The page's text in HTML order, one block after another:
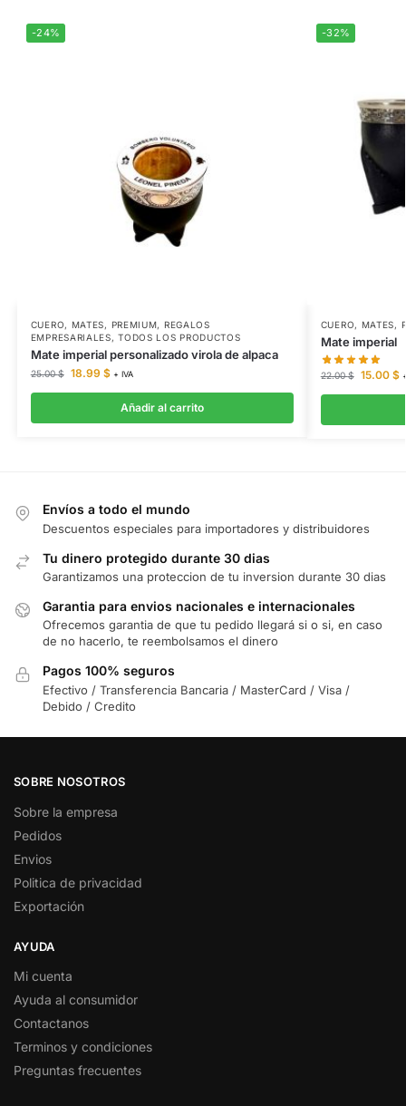
-24%
CUERO, MATES, PREMIUM, REGALOS
EMPRESARIALES,TODOS LOS PRODUCTOS
Mate imperial personalizado virola de alpaca
25.00$ 18.99 $ + IVA
Añadir al carrito
-32%
CUERO, MATES,
Mate imperial
22.00$ 15.00 $
Envíos a todo el mundo
Descuentos especiales para importadores y distribuidores
Tu dinero protegido durante 30 dias
Garantizamos una proteccion de tu inversion durante 30 dias
Garantia para envios nacionales e internacionales
Ofrecemos garantia de que tu pedido llegará si o si, en caso
de no hacerlo, te reembolsamos el dinero
Pagos 100% seguros
Efectivo / Transferencia Bancaria / MasterCard / Visa /
Debido / Credito
SOBRE NOSOTROS
Sobre la empresa
Pedidos
Envios
Politica de privacidad
Exportación
AYUDA
Mi cuenta
Ayuda al consumidor
Contactanos
Terminos y condiciones
Preguntas frecuentes